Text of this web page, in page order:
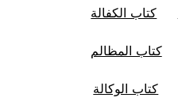
كتاب الكفالة
كتاب المظالم
كتاب الوكالة